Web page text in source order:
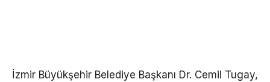
İzmir Büyükşehir Belediye Başkanı Dr. Cemil Tugay,